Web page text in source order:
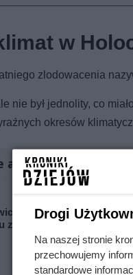
w
zlodowacenia
nie był jednolity, co
okresów
artykuły
zrobił z niego wzór
z zabójstwem hetmana
Drogi
Na naszej stronie
przechowujemy
standardowe